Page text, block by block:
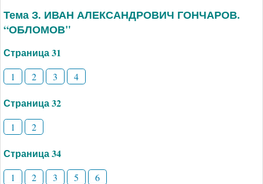
Тема З. ИВАН АЛЕКСАНДРОВИЧ ГОНЧАРОВ.
“ОБЛОМОВ"
Страница 31
1 2 3 4
Страница 32
1 2
Страница 34
1 2 3 5 6